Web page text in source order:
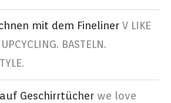
mit dem Fineliner V LIKE
BASTELN.
Geschirrtücher we love